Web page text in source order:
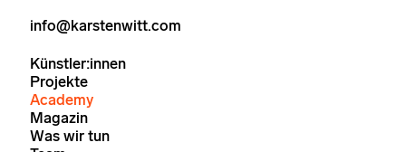
info@karstenwitt.com
Künstler:innen
Projekte
Academy
Magazin
Was wir tun